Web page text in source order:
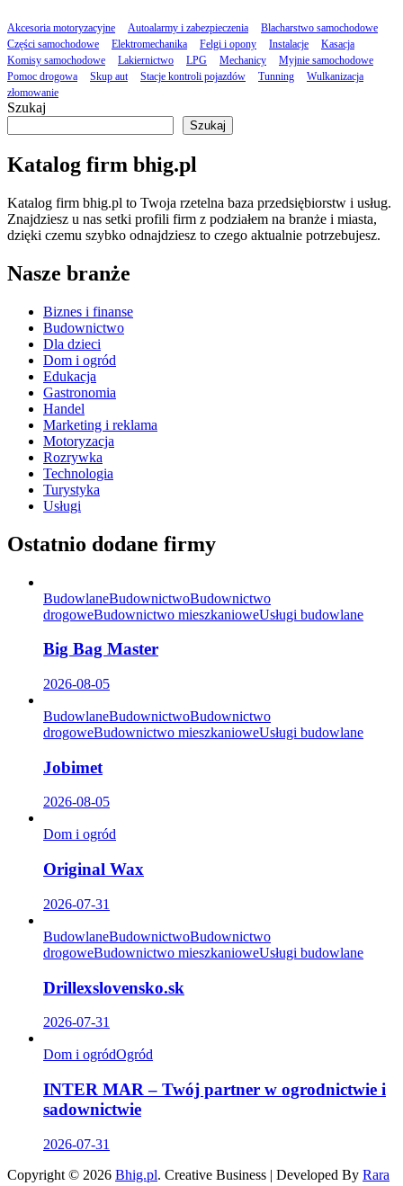
Akcesoria motoryzacyjne Autoalarmy i zabezpieczenia
Blacharstwo samochodowe
Części samochodowe
Elektromechanika Felgi i opony Instalacje
Kasacja
Komisy samochodowe
Lakiernictwo LPG Mechanicy
Myjnie samochodowe
Pomoc drogowa
Skup aut Stacje kontroli pojazdów Tunning
Wulkanizacja
złomowanie
Szukaj
Szukaj
Katalog firm bhig.pl
Katalog firm bhig.pl to Twoja rzetelna baza przedsiębiorstw i usług.
Znajdziesz u nas setki profili firm z podziałem na branże i miasta,
dzięki czemu szybko odnajdziesz to czego aktualnie potrzebujesz.
Nasze branże
Biznes i finanse
Budownictwo
Dla dzieci
Dom i ogród
Edukacja
Gastronomia
Handel
Marketing i reklama
Motoryzacja
Rozrywka
Technologia
Turystyka
Usługi
Ostatnio dodane firmy
BudowlaneBudownictwoBudownictwo
drogoweBudownictwo mieszkanioweUsługi budowlane
Big Bag Master
2026-08-05
BudowlaneBudownictwoBudownictwo
drogoweBudownictwo mieszkanioweUsługi budowlane
Jobimet
2026-08-05
Dom i ogród
Original Wax
2026-07-31
BudowlaneBudownictwoBudownictwo
drogoweBudownictwo mieszkanioweUsługi budowlane
Drillexslovensko.sk
2026-07-31
Dom i ogródOgród
INTER MAR – Twój partner w ogrodnictwie i
sadownictwie
2026-07-31
Copyright © 2026 Bhig.pl. Creative Business | Developed By Rara